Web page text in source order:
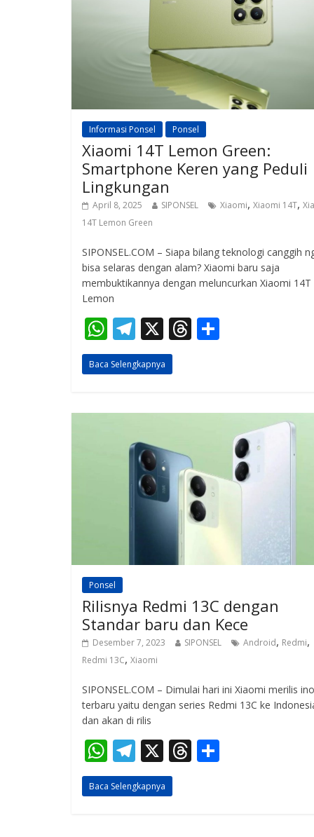
Informasi Ponsel Ponsel
Xiaomi 14T Lemon Green:
Smartphone Keren yang Peduli
Lingkungan
April 8, 2025 SIPONSEL Xiaomi, Xiaomi 14T,
14T Lemon Green
SIPONSEL.COM – Siapa bilang teknologi canggih
bisa selaras dengan alam? Xiaomi baru saja
membuktikannya dengan meluncurkan Xiaomi 14T
Lemon
W
h
at
A
T
el
e
a
m
X T
d
Baca Selengkapnya
Ponsel
Rilisnya Redmi 13C dengan
Standar baru dan Kece
Desember 7, 2023 SIPONSEL Android, Redmi,
Redmi 13C, Xiaomi
SIPONSEL.COM – Dimulai hari ini Xiaomi merilis
terbaru yaitu dengan series Redmi 13C ke
dan akan di rilis
W
h
at
T
el
e
X T
Baca Selengkapnya